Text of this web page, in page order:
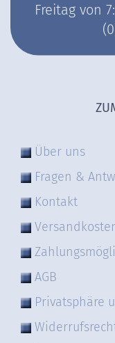
Freitag von
Über uns
Fragen &
Kontakt
AGB
Privatsphäre